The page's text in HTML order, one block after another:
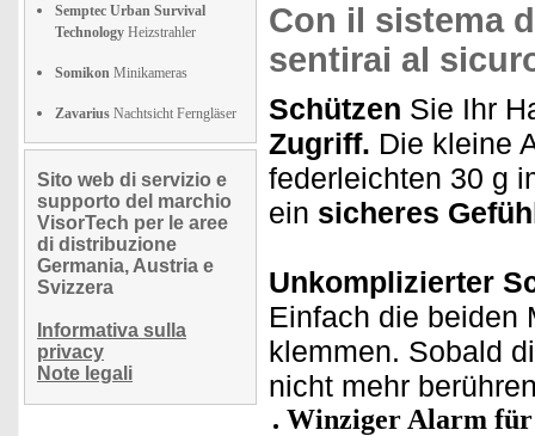
Semptec Urban Survival
Technology Heizstrahler
Somikon Minikameras
Zavarius Nachtsicht Ferngläser
Sito web di servizio e
supporto del marchio
VisorTech per le aree
di distribuzione
Germania, Austria e
Svizzera
Informativa sulla
privacy
Note legali
Con il sistema
sentirai al
Schützen Sie Ihr
Zugriff. Die kleine
federleichten 30 g
ein sicheres
Unkomplizierter
Einfach die beiden
klemmen. Sobald
nicht mehr
Winziger Alarm